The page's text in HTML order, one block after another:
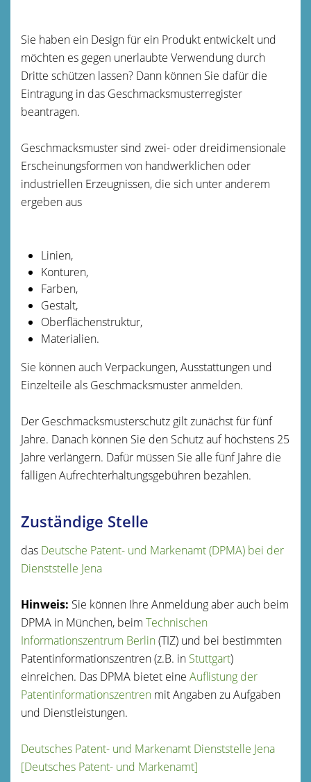
Sie haben ein Design für ein Produkt entwickelt und
möchten es gegen unerlaubte Verwendung durch
Dritte schützen lassen? Dann können Sie dafür die
Eintragung in das Geschmacksmusterregister
beantragen.
Geschmacksmuster sind zwei- oder dreidimensionale
Erscheinungsformen von handwerklichen oder
industriellen Erzeugnissen, die sich unter anderem
ergeben aus
Linien,
Konturen,
Farben,
Gestalt,
Oberflächenstruktur,
Materialien.
Sie können auch Verpackungen, Ausstattungen und
Einzelteile als Geschmacksmuster anmelden.
Der Geschmacksmusterschutz gilt zunächst für fünf
Jahre. Danach können Sie den Schutz auf höchstens 25
Jahre verlängern. Dafür müssen Sie alle fünf Jahre die
fälligen Aufrechterhaltungsgebühren bezahlen.
Zuständige Stelle
das Deutsche Patent- und Markenamt (DPMA) bei der
Dienststelle Jena
Hinweis: Sie können Ihre Anmeldung aber auch beim
DPMA in München, beim Technischen
Informationszentrum Berlin(TIZ) und bei bestimmten
Patentinformationszentren (z.B. in Stuttgart)
einreichen. Das DPMA bietet eine Auflistung der
Patentinformationszentren mit Angaben zu Aufgaben
und Dienstleistungen.
Deutsches Patent- und Markenamt Dienststelle Jena
[Deutsches Patent- und Markenamt]